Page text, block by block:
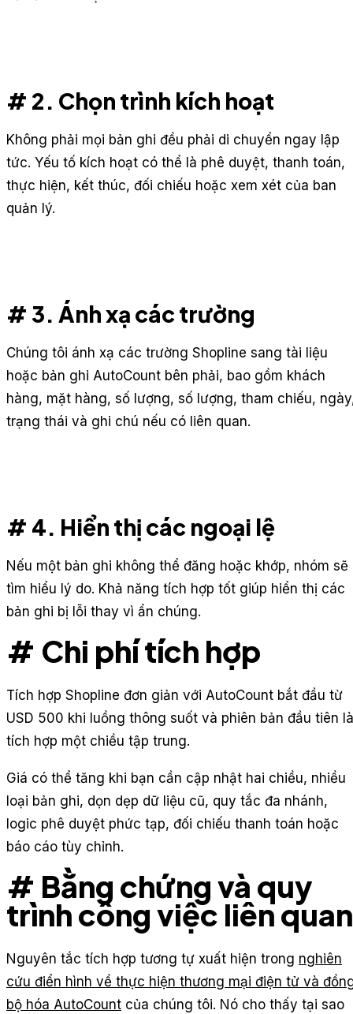
# 2. Chọn trình kích hoạt
Không phải mọi bản ghi đều phải di chuyển ngay lập
tức. Yếu tố kích hoạt có thể là phê duyệt, thanh toán,
thực hiện, kết thúc, đối chiếu hoặc xem xét của ban
quản lý.
# 3. Ánh xạ các trường
Chúng tôi ánh xạ các trường Shopline sang tài liệu
hoặc bản ghi AutoCount bên phải, bao gồm khách
hàng, mặt hàng, số lượng, số lượng, tham chiếu,
trạng thái và ghi chú nếu có liên quan.
# 4. Hiển thị các ngoại lệ
Nếu một bản ghi không thể đăng hoặc khớp, nhóm sẽ
tìm hiểu lý do. Khả năng tích hợp tốt giúp hiển thị các
bản ghi bị lỗi thay vì ẩn chúng.
# Chi phí tích hợp
Tích hợp Shopline đơn giản với AutoCount bắt đầu từ
USD 500 khi luồng thông suốt và phiên bản đầu tiên là
tích hợp một chiều tập trung.
Giá có thể tăng khi bạn cần cập nhật hai chiều, nhiều
loại bản ghi, dọn dẹp dữ liệu cũ, quy tắc đa nhánh,
logic phê duyệt phức tạp, đối chiếu thanh toán hoặc
báo cáo tùy chỉnh.
# Bằng chứng và quy
trình công việc liên quan
Nguyên tắc tích hợp tương tự xuất hiện trong nghiên
cứu điển hình về thực hiện thương mại điện tử và
bộ hóa AutoCount của chúng tôi. Nó cho thấy tại sao